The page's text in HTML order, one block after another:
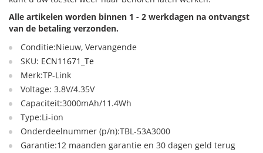
Alle artikelen worden binnen 1 - 2 werkdagen na ontvangst
van de betaling verzonden.
Conditie:Nieuw, Vervangende
SKU: ECN11671_Te
Merk:TP-Link
Voltage: 3.8V/4.35V
Capaciteit:3000mAh/11.4Wh
Type:Li-ion
Onderdeelnummer (p/n):TBL-53A3000
Garantie:12 maanden garantie en 30 dagen geld terug